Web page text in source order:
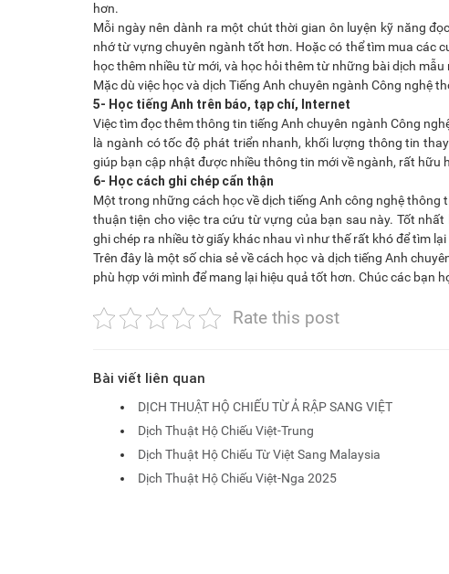
hơn.
Mỗi ngày nên dành ra một chút thời gian ôn luyện kỹ năng
nhớ từ vựng chuyên ngành tốt hơn. Hoặc có thể tìm mua các
học thêm nhiều từ mới, và học hỏi thêm từ những bài dịch mẫu
Mặc dù việc học và dịch Tiếng Anh chuyên ngành Công nghệ
5- Học tiếng Anh trên báo, tạp chí, Internet
Việc tìm đọc thêm thông tin tiếng Anh chuyên ngành Công
là ngành có tốc độ phát triển nhanh, khối lượng thông tin
giúp bạn cập nhật được nhiều thông tin mới về ngành, rất hữu
6- Học cách ghi chép cẩn thận
Một trong những cách học về dịch tiếng Anh công nghệ thông
thuận tiện cho việc tra cứu từ vựng của bạn sau này. Tốt
ghi chép ra nhiều tờ giấy khác nhau vì như thế rất khó để tìm
Trên đây là một số chia sẻ về cách học và dịch tiếng Anh
phù hợp với mình để mang lại hiệu quả tốt hơn. Chúc các bạn
Rate this post
Bài viết liên quan
DỊCH THUẬT HỘ CHIẾU TỪ Ả RẬP SANG VIỆT
Dịch Thuật Hộ Chiếu Việt-Trung
Dịch Thuật Hộ Chiếu Từ Việt Sang Malaysia
Dịch Thuật Hộ Chiếu Việt-Nga 2025